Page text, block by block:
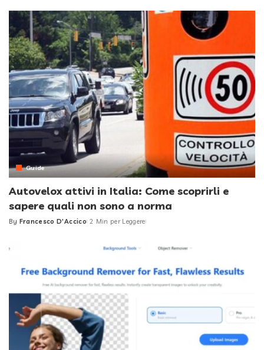
Guide
Autovelox attivi in Italia: Come scoprirli e
sapere quali non sono a norma
Posted
By Francesco D'Accico 2 Min per Leggere